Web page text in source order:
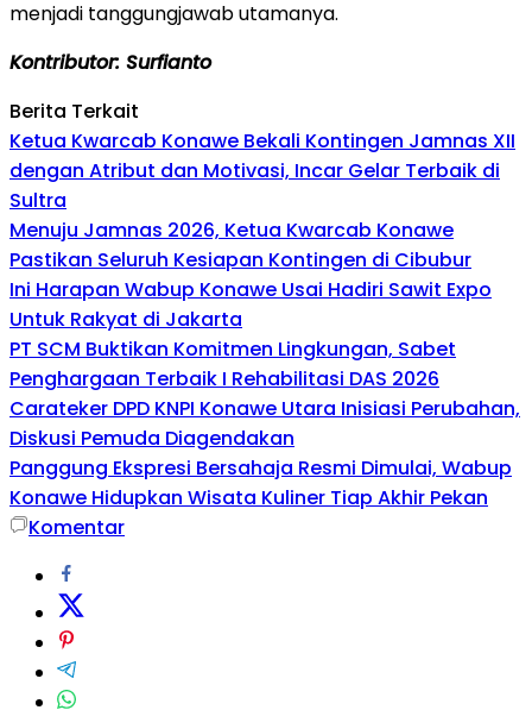
menjadi tanggungjawab utamanya.
Kontributor: Surfianto
Berita Terkait
Ketua Kwarcab Konawe Bekali Kontingen Jamnas XII
dengan Atribut dan Motivasi, Incar Gelar Terbaik di
Sultra
Menuju Jamnas 2026, Ketua Kwarcab Konawe
Pastikan Seluruh Kesiapan Kontingen di Cibubur
Ini Harapan Wabup Konawe Usai Hadiri Sawit Expo
Untuk Rakyat di Jakarta
PT SCM Buktikan Komitmen Lingkungan, Sabet
Penghargaan Terbaik I Rehabilitasi DAS 2026
Carateker DPD KNPI Konawe Utara Inisiasi Perubahan,
Diskusi Pemuda Diagendakan
Panggung Ekspresi Bersahaja Resmi Dimulai, Wabup
Konawe Hidupkan Wisata Kuliner Tiap Akhir Pekan
Komentar